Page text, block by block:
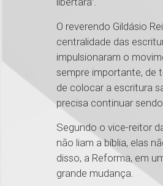
O reverendo Gildásio
centralidade das
impulsionaram o
sempre importante, de
de colocar a escritura
precisa continuar
Segundo o vice-reitor
não liam a bíblia, elas
disso, a Reforma, em
grande mudança.